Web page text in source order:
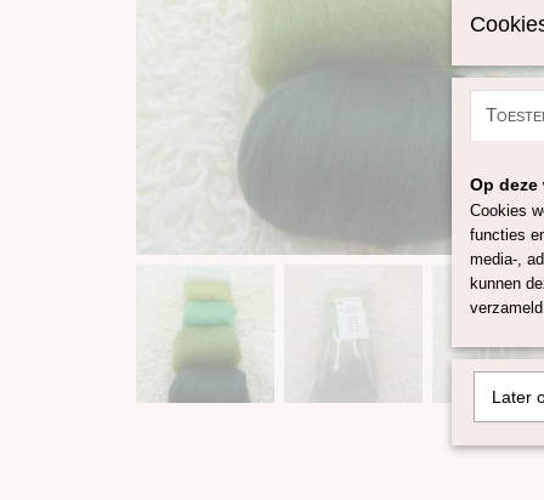
Op
Cookies
functies
media-,
kunnen
Later